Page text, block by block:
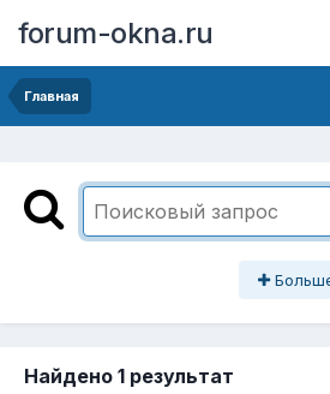
forum-okna.ru
Главная
Найдено 1 результат